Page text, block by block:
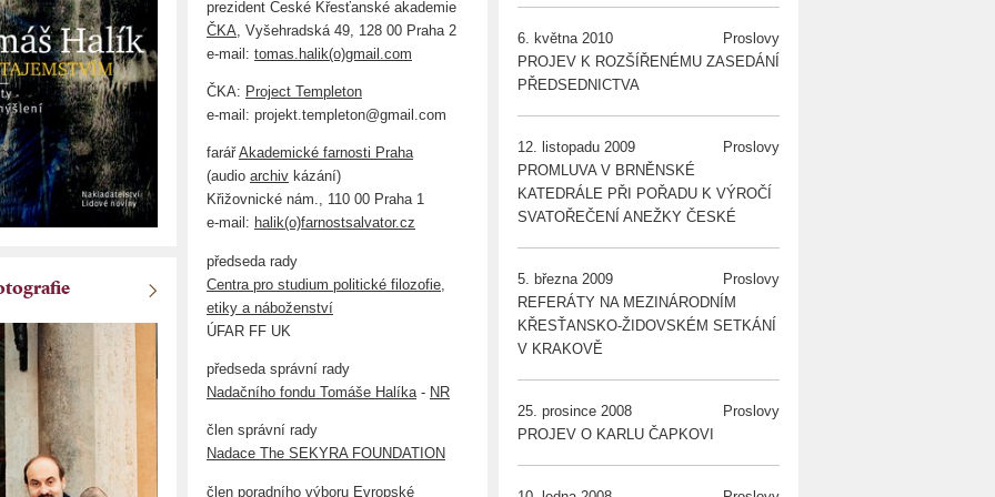
6. května 2010
Proslovy
PROJEV K ROZŠÍŘENÉMU ZASEDÁNÍ
PŘEDSEDNICTVA
12. listopadu 2009
Proslovy
PROMLUVA V BRNĚNSKÉ
KATEDRÁLE PŘI POŘADU K VÝROČÍ
SVATOŘEČENÍ ANEŽKY ČESKÉ
5. března 2009
Proslovy
REFERÁTY NA MEZINÁRODNÍM
KŘESŤANSKO-ŽIDOVSKÉM SETKÁNÍ
V KRAKOVĚ
25. prosince 2008
Proslovy
PROJEV O KARLU ČAPKOVI
prezident České Křesťanské akademie
ČKA , Vyšehradská 49, 128 00 Praha 2
e-mail: tomas.halik(o)gmail.com
ČKA: Project Templeton
e-mail: projekt.templeton@gmail.com
farářAkademické farnosti Praha
(audio archiv kázání)
Křižovnické nám., 110 00 Praha 1
e-mail: halik(o)farnostsalvator.cz
předseda rady
Centra pro studium politické filozofie,
etiky a náboženství
ÚFAR FF UK
předseda správní rady
Nadačního fondu Tomáše Halíka - NR
člen správní rady
Nadace The SEKYRA FOUNDATION
člen poradního výboru Evropské